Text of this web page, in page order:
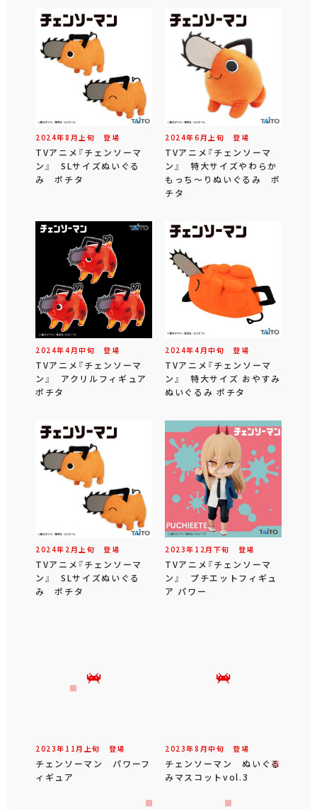
2024年8 月 上旬 登場
TVアニメ『チェンソーマ
ン』 SLサイズぬいぐる
み ポチタ
2024年6 月 上旬 登場
TVアニメ『チェンソーマ
ン』 特大サイズやわらか
もっち～りぬいぐるみ ポ
チタ
2024年4 月中旬 登場
TVアニメ『チェンソーマ
ン』 アクリルフィギュア
ポチタ
2024年4 月中旬 登場
TVアニメ『チェンソーマ
ン』 特大サイズ おやすみ
ぬいぐるみ ポチタ
2024年 2 月 上旬 登場
TVアニメ『チェンソーマ
ン』 SLサイズぬいぐる
み ポチタ
2023年 12 月 下旬 登場
TVアニメ『チェンソーマ
ン』 プチエットフィギュ
ア パワー
2023年 11 月 上旬 登場
チェンソーマン パワーフ
ィギュア
2023年8 月中旬 登場
チェンソーマン ぬいぐる
みマスコットvol.3